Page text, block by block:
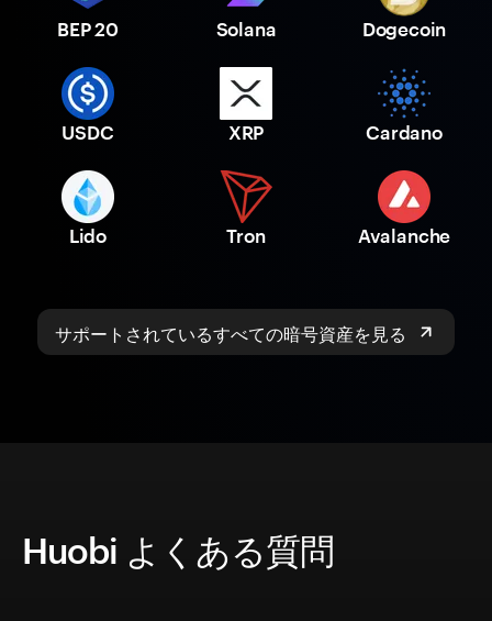
BEP 20 Solana Dogecoin
USDC XRP Cardano
Lido Tron Avalanche
サポートされているすべての暗号資産を見る
Huobi よくある質問